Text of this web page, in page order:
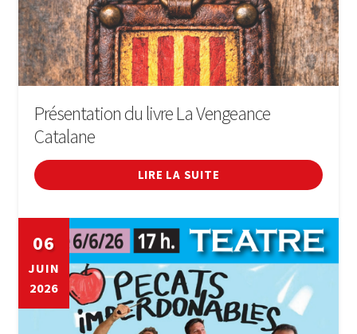
Présentation du livre La Vengeance
Catalane
LIRE LA SUITE
06
JUIN
2026